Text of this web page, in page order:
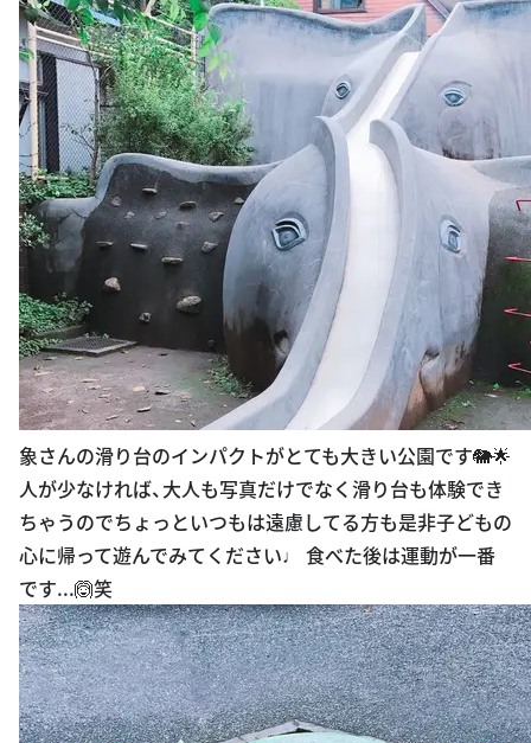
象さんの滑り台のインパクトがとても大きい公園です🐘🌟
人が少なければ、大人も写真だけでなく滑り台も体験でき
ちゃうのでちょっといつもは遠慮してる方も是非子どもの
心に帰って遊んでみてください♩ 食べた後は運動が一番
です...🙆笑